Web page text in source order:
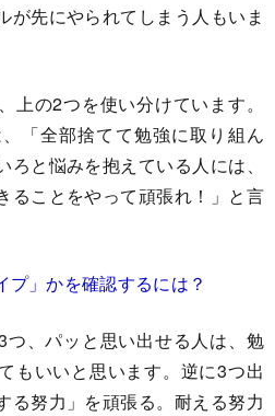
が先にやられてしまう人もいま
の2つを使い分けています。
「全部捨てて勉強に取り組ん
と悩みを抱えている人には、
ることをやって頑張れ！」と言
」かを確認するには？
、パッと思い出せる人は、勉
もいいと思います。逆に3つ出
る努力」を頑張る。耐える努力